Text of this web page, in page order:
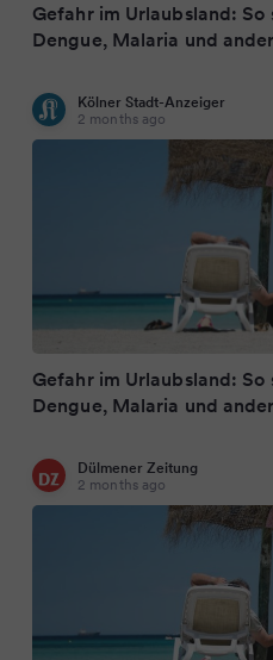
Gefahr im Urlaubsland:
Dengue, Malaria und
Kölner Stadt-Anzeiger
2 months ago
Gefahr im Urlaubsland:
Dengue, Malaria und
Dülmener Zeitung
2 months ago